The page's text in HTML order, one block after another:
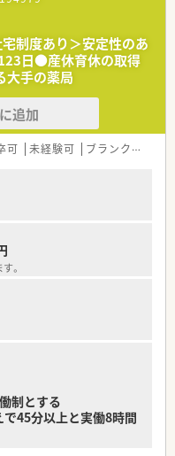
が設けられています。
、シフト調整により夏季や年
もあるなど休みが充実で
制度など、多彩な福利厚生
トも万全な体制です。
であり、過度なノルマなど
の良さを入社の決め手にし
と高水準を誇ります。
どの最新技術を順次導入し
に注力できる環境です。
宅制度あり＞安定性のあ
日●産休育休の取得
大手の薬局
追加
可 未経験可 ブランク可
。
制とする
45分以上と実働8時間